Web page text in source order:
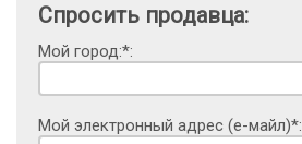
Спросить продавца:
Мой город:*:
Мой электронный адрес (е-майл)*: